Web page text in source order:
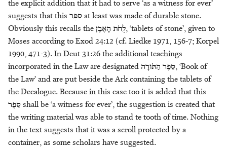
the explicit addition that it had to serve ‘as a witness for ever’
suggests that this סֵפֶרat least was made of durable stone.
Obviously this recalls theהָאֶבֶן לֻחֹת, ‘tablets of stone’, given to
Moses according to Exod 24:12 (cf. Liedke 1971, 156-7; Korpel
1990, 471-3). In Deut 31:26 the additional teachings
incorporated in the Law are designated הַתֹֹּורָה סֵפֶר, ‘Book of
the Law’ and are put beside the Ark containing the tablets of
the Decalogue. Because in this case too it is added that this
סֵפֶרshall be ‘a witness for ever’, the suggestion is created that
the writing material was able to stand te tooth of time. Nothing
in the text suggests that it was a scroll protected by a
container, as some scholars have suggested.